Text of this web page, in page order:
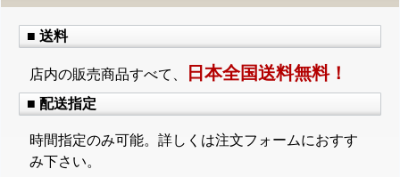
■ 送料
店内の販売商品すべて、 日本全国送料無料！
■ 配送指定
時間指定のみ可能。詳しくは注文フォームにおすす
み下さい。